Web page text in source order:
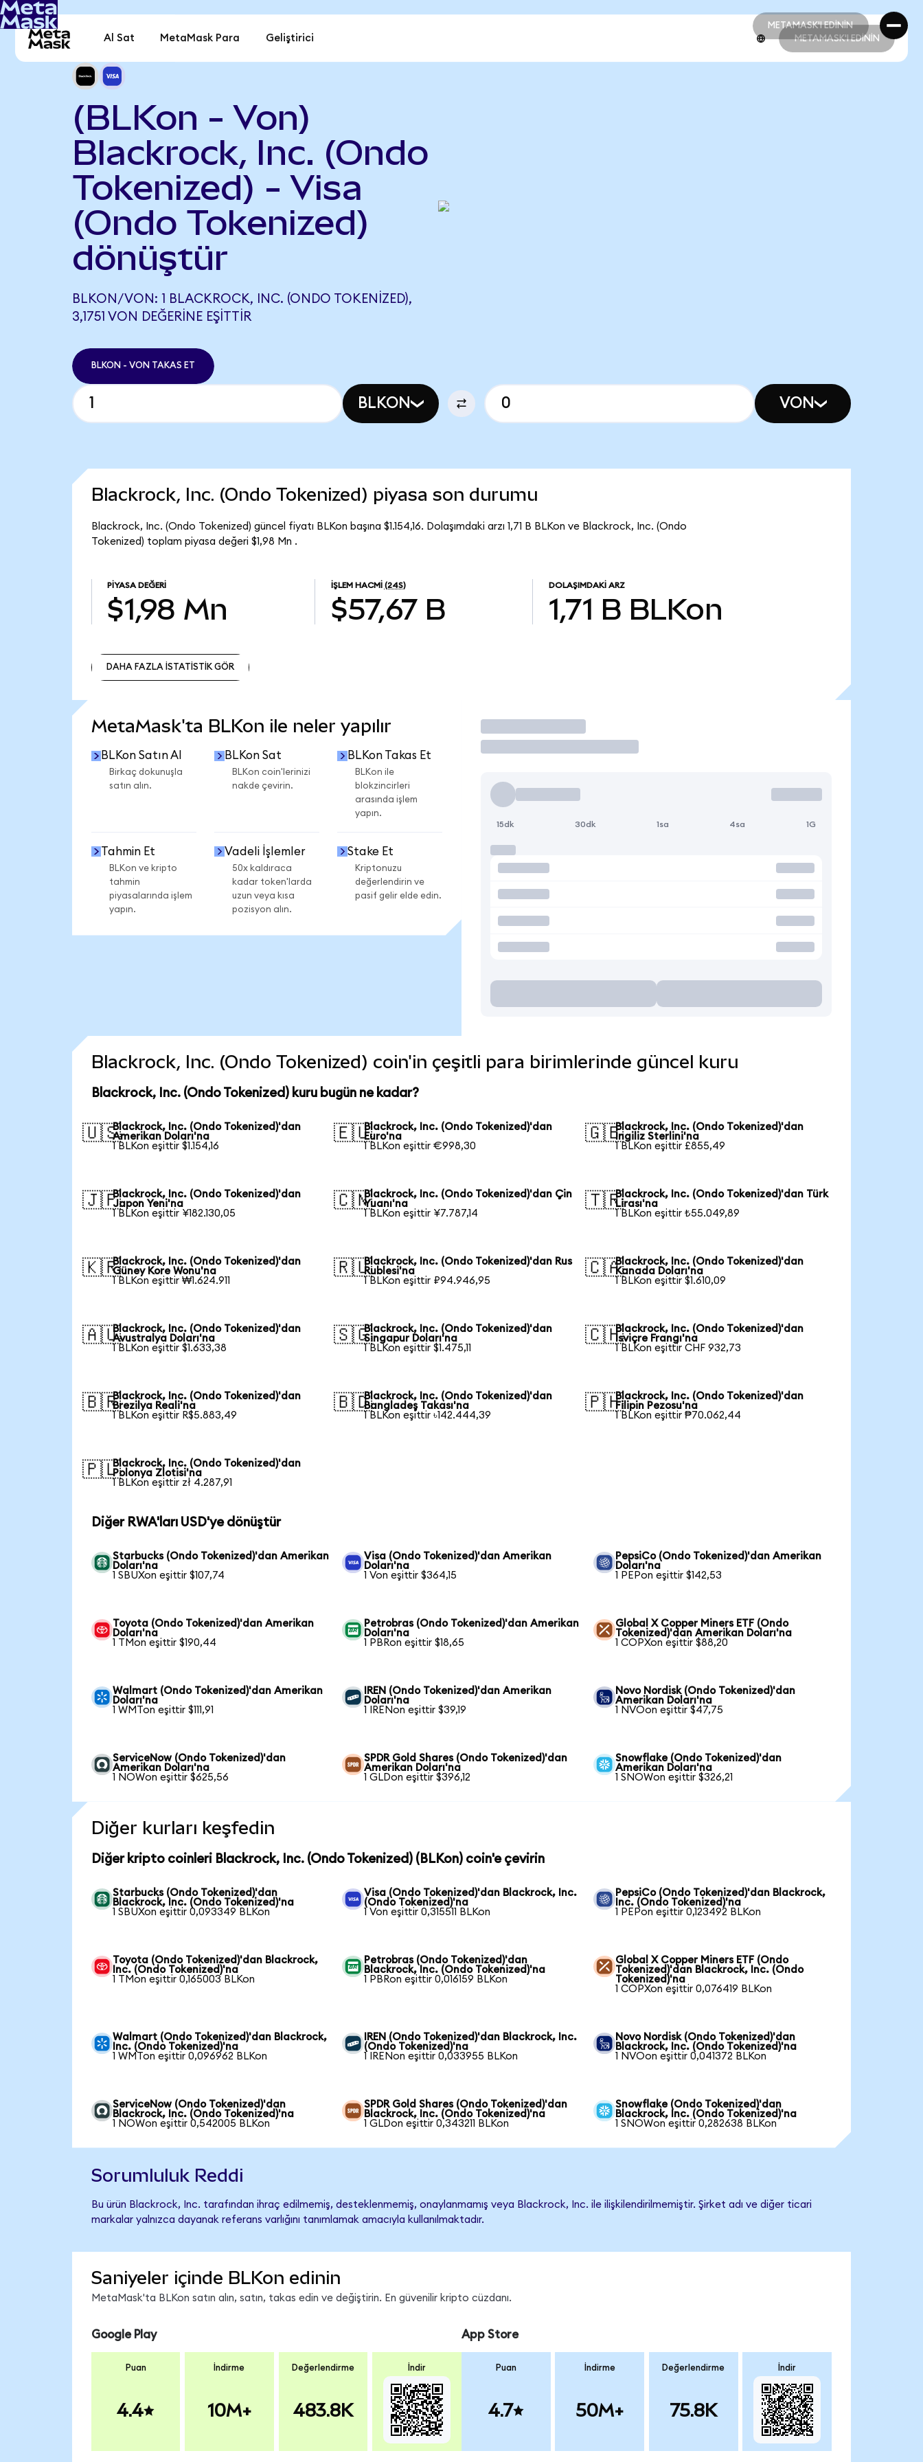
METAMASK'I EDİNİN
METAMASK'I EDİNİN
Al Sat MetaMask Para Geliştirici METAMASK'I EDİNİN
(BLKon - Von)
Blackrock, Inc. (Ondo
Tokenized) - Visa
(Ondo Tokenized)
dönüştür
BLKON/VON: 1 BLACKROCK, INC. (ONDO TOKENIZED),
3,1751 VON DEĞERINE EŞITTIR
BLKON - VON TAKAS ET
BLKON VON
Blackrock, Inc. (Ondo Tokenized) piyasa son durumu
Blackrock, Inc. (Ondo Tokenized) güncel fiyatı BLKon başına $1.154,16. Dolaşımdaki arzı 1,71 B BLKon ve Blackrock, Inc. (Ondo
Tokenized) toplam piyasa değeri $1,98 Mn .
PIYASA DEĞERI
$1,98 Mn
İŞLEM HACMI (24S)
$57,67 B
DOLAŞIMDAKI ARZ
1,71 B BLKon
DAHA FAZLA İSTATİSTİK GÖR
MetaMask'ta BLKon ile neler yapılır
BLKon Satın Al
Birkaç dokunuşla
satın alın.
BLKon Sat
BLKon coin'lerinizi
nakde çevirin.
BLKon Takas Et
BLKon ile
blokzincirleri
arasında işlem
yapın.
Tahmin Et
BLKon ve kripto
tahmin
piyasalarında işlem
yapın.
Vadeli İşlemler
50x kaldıraca
kadar token'larda
uzun veya kısa
pozisyon alın.
Stake Et
Kriptonuzu
değerlendirin ve
pasif gelir elde edin.
İşlem Yap
15dk 30dk 1sa 4sa 1G
Blackrock, Inc. (Ondo Tokenized) coin'in çeşitli para birimlerinde güncel kuru
Blackrock, Inc. (Ondo Tokenized) kuru bugün ne kadar?
🇺🇸Blackrock, Inc. (Ondo Tokenized)'dan
Amerikan Doları'na
1 BLKon eşittir $1.154,16
🇪🇺Blackrock, Inc. (Ondo Tokenized)'dan
Euro'na
1 BLKon eşittir €998,30
🇬🇧Blackrock, Inc. (Ondo Tokenized)'dan
İngiliz Sterlini'na
1 BLKon eşittir £855,49
🇯🇵Blackrock, Inc. (Ondo Tokenized)'dan
Japon Yeni'na
1 BLKon eşittir ¥182.130,05
🇨🇳Blackrock, Inc. (Ondo Tokenized)'dan Çin
Yuanı'na
1 BLKon eşittir ¥7.787,14
🇹🇷Blackrock, Inc. (Ondo Tokenized)'dan Türk
Lirası'na
1 BLKon eşittir ₺55.049,89
🇰🇷Blackrock, Inc. (Ondo Tokenized)'dan
Güney Kore Wonu'na
1 BLKon eşittir ₩1.624.911
🇷🇺Blackrock, Inc. (Ondo Tokenized)'dan Rus
Rublesi'na
1 BLKon eşittir ₽94.946,95
🇨🇦Blackrock, Inc. (Ondo Tokenized)'dan
Kanada Doları'na
1 BLKon eşittir $1.610,09
🇦🇺Blackrock, Inc. (Ondo Tokenized)'dan
Avustralya Doları'na
1 BLKon eşittir $1.633,38
🇸🇬Blackrock, Inc. (Ondo Tokenized)'dan
Singapur Doları'na
1 BLKon eşittir $1.475,11
🇨🇭Blackrock, Inc. (Ondo Tokenized)'dan
İsviçre Frangı'na
1 BLKon eşittir CHF 932,73
🇧🇷Blackrock, Inc. (Ondo Tokenized)'dan
Brezilya Reali'na
1 BLKon eşittir R$5.883,49
🇧🇩Blackrock, Inc. (Ondo Tokenized)'dan
Bangladeş Takası'na
1 BLKon eşittir ৳142.444,39
🇵🇭Blackrock, Inc. (Ondo Tokenized)'dan
Filipin Pezosu'na
1 BLKon eşittir ₱70.062,44
🇵🇱Blackrock, Inc. (Ondo Tokenized)'dan
Polonya Zlotisi'na
1 BLKon eşittir zł 4.287,91
Diğer RWA'ları USD'ye dönüştür
Starbucks (Ondo Tokenized)'dan Amerikan
Doları'na
1 SBUXon eşittir $107,74
Visa (Ondo Tokenized)'dan Amerikan
Doları'na
1 Von eşittir $364,15
PepsiCo (Ondo Tokenized)'dan Amerikan
Doları'na
1 PEPon eşittir $142,53
Toyota (Ondo Tokenized)'dan Amerikan
Doları'na
1 TMon eşittir $190,44
Petrobras (Ondo Tokenized)'dan Amerikan
Doları'na
1 PBRon eşittir $18,65
Global X Copper Miners ETF (Ondo
Tokenized)'dan Amerikan Doları'na
1 COPXon eşittir $88,20
Walmart (Ondo Tokenized)'dan Amerikan
Doları'na
1 WMTon eşittir $111,91
IREN (Ondo Tokenized)'dan Amerikan
Doları'na
1 IRENon eşittir $39,19
Novo Nordisk (Ondo Tokenized)'dan
Amerikan Doları'na
1 NVOon eşittir $47,75
ServiceNow (Ondo Tokenized)'dan
Amerikan Doları'na
1 NOWon eşittir $625,56
SPDR Gold Shares (Ondo Tokenized)'dan
Amerikan Doları'na
1 GLDon eşittir $396,12
Snowflake (Ondo Tokenized)'dan
Amerikan Doları'na
1 SNOWon eşittir $326,21
Diğer kurları keşfedin
Diğer kripto coinleri Blackrock, Inc. (Ondo Tokenized) (BLKon) coin'e çevirin
Starbucks (Ondo Tokenized)'dan
Blackrock, Inc. (Ondo Tokenized)'na
1 SBUXon eşittir 0,093349 BLKon
Visa (Ondo Tokenized)'dan Blackrock, Inc.
(Ondo Tokenized)'na
1 Von eşittir 0,315511 BLKon
PepsiCo (Ondo Tokenized)'dan Blackrock,
Inc. (Ondo Tokenized)'na
1 PEPon eşittir 0,123492 BLKon
Toyota (Ondo Tokenized)'dan Blackrock,
Inc. (Ondo Tokenized)'na
1 TMon eşittir 0,165003 BLKon
Petrobras (Ondo Tokenized)'dan
Blackrock, Inc. (Ondo Tokenized)'na
1 PBRon eşittir 0,016159 BLKon
Global X Copper Miners ETF (Ondo
Tokenized)'dan Blackrock, Inc. (Ondo
Tokenized)'na
1 COPXon eşittir 0,076419 BLKon
Walmart (Ondo Tokenized)'dan Blackrock,
Inc. (Ondo Tokenized)'na
1 WMTon eşittir 0,096962 BLKon
IREN (Ondo Tokenized)'dan Blackrock, Inc.
(Ondo Tokenized)'na
1 IRENon eşittir 0,033955 BLKon
Novo Nordisk (Ondo Tokenized)'dan
Blackrock, Inc. (Ondo Tokenized)'na
1 NVOon eşittir 0,041372 BLKon
ServiceNow (Ondo Tokenized)'dan
Blackrock, Inc. (Ondo Tokenized)'na
1 NOWon eşittir 0,542005 BLKon
SPDR Gold Shares (Ondo Tokenized)'dan
Blackrock, Inc. (Ondo Tokenized)'na
1 GLDon eşittir 0,343211 BLKon
Snowflake (Ondo Tokenized)'dan
Blackrock, Inc. (Ondo Tokenized)'na
1 SNOWon eşittir 0,282638 BLKon
Sorumluluk Reddi
Bu ürün Blackrock, Inc. tarafından ihraç edilmemiş, desteklenmemiş, onaylanmamış veya Blackrock, Inc. ile ilişkilendirilmemiştir. Şirket adı ve diğer ticari
markalar yalnızca dayanak referans varlığını tanımlamak amacıyla kullanılmaktadır.
Saniyeler içinde BLKon edinin
MetaMask'ta BLKon satın alın, satın, takas edin ve değiştirin. En güvenilir kripto cüzdanı.
Google Play
Puan
4.4
İndirme
10M+
Değerlendirme
483.8K
İndir
App Store
Puan
4.7
İndirme
50M+
Değerlendirme
75.8K
İndir